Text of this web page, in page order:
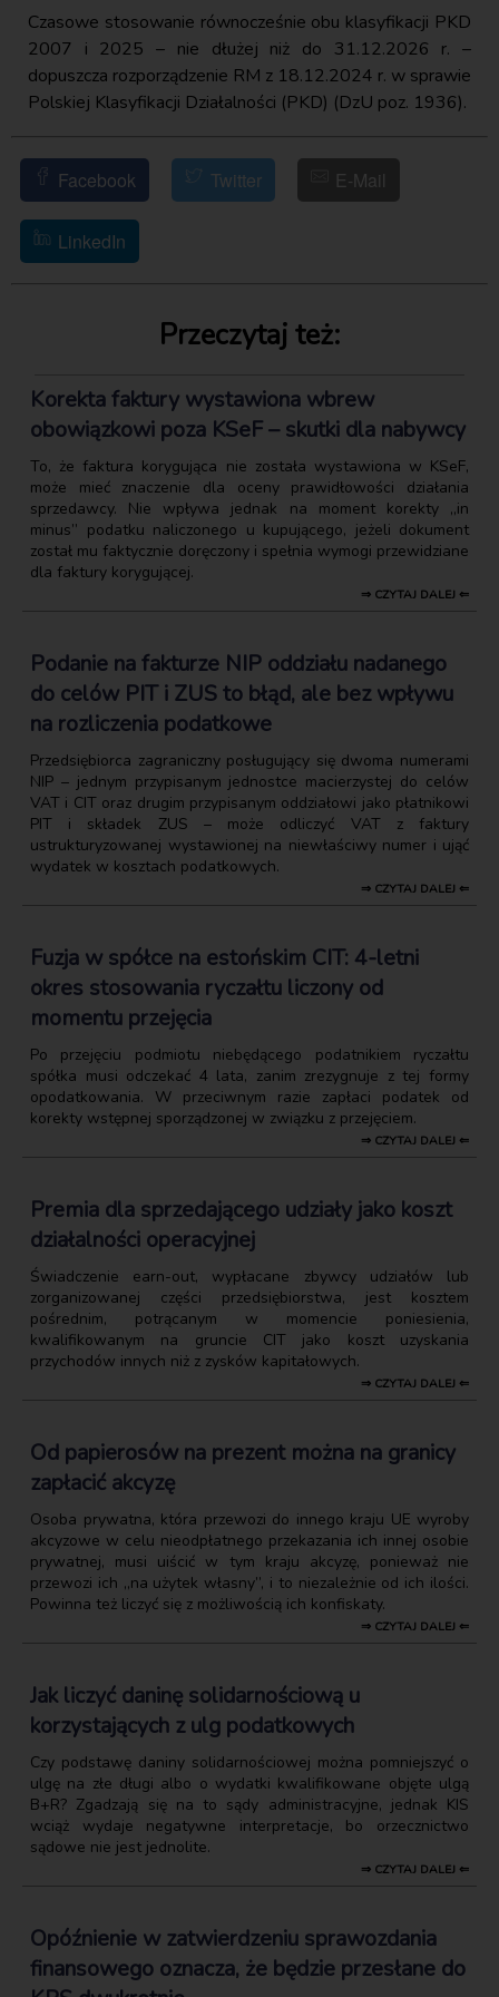
Czasowe stosowanie równocześnie obu klasyfikacji PKD
2007 i 2025 – nie dłużej niż do 31.12.2026 r. –
dopuszcza rozporządzenie RM z 18.12.2024 r. w sprawie
Polskiej Klasyfikacji Działalności (PKD) (DzU poz. 1936).
Facebook Twitter E-Mail
LinkedIn
Przeczytaj też:
Korekta faktury wystawiona wbrew
obowiązkowi poza KSeF – skutki dla nabywcy
To, że faktura korygująca nie została wystawiona w KSeF,
może mieć znaczenie dla oceny prawidłowości działania
sprzedawcy. Nie wpływa jednak na moment korekty „in
minus” podatku naliczonego u kupującego, jeżeli dokument
został mu faktycznie doręczony i spełnia wymogi przewidziane
dla faktury korygującej.
⇒ CZYTAJ DALEJ ⇐
Podanie na fakturze NIP oddziału nadanego
do celów PIT i ZUS to błąd, ale bez wpływu
na rozliczenia podatkowe
Przedsiębiorca zagraniczny posługujący się dwoma numerami
NIP – jednym przypisanym jednostce macierzystej do celów
VAT i CIT oraz drugim przypisanym oddziałowi jako płatnikowi
PIT i składek ZUS – może odliczyć VAT z faktury
ustrukturyzowanej wystawionej na niewłaściwy numer i ująć
wydatek w kosztach podatkowych.
⇒ CZYTAJ DALEJ ⇐
Fuzja w spółce na estońskim CIT: 4-letni
okres stosowania ryczałtu liczony od
momentu przejęcia
Po przejęciu podmiotu niebędącego podatnikiem ryczałtu
spółka musi odczekać 4 lata, zanim zrezygnuje z tej formy
opodatkowania. W przeciwnym razie zapłaci podatek od
korekty wstępnej sporządzonej w związku z przejęciem.
⇒ CZYTAJ DALEJ ⇐
Premia dla sprzedającego udziały jako koszt
działalności operacyjnej
Świadczenie earn-out, wypłacane zbywcy udziałów lub
zorganizowanej części przedsiębiorstwa, jest kosztem
pośrednim, potrącanym w momencie poniesienia,
kwalifikowanym na gruncie CIT jako koszt uzyskania
przychodów innych niż z zysków kapitałowych.
⇒ CZYTAJ DALEJ ⇐
Od papierosów na prezent można na granicy
zapłacić akcyzę
Osoba prywatna, która przewozi do innego kraju UE wyroby
akcyzowe w celu nieodpłatnego przekazania ich innej osobie
prywatnej, musi uiścić w tym kraju akcyzę, ponieważ nie
przewozi ich „na użytek własny”, i to niezależnie od ich ilości.
Powinna też liczyć się z możliwością ich konfiskaty.
⇒ CZYTAJ DALEJ ⇐
Jak liczyć daninę solidarnościową u
korzystających z ulg podatkowych
Czy podstawę daniny solidarnościowej można pomniejszyć o
ulgę na złe długi albo o wydatki kwalifikowane objęte ulgą
B+R? Zgadzają się na to sądy administracyjne, jednak KIS
wciąż wydaje negatywne interpretacje, bo orzecznictwo
sądowe nie jest jednolite.
⇒ CZYTAJ DALEJ ⇐
Opóźnienie w zatwierdzeniu sprawozdania
finansowego oznacza, że będzie przesłane do